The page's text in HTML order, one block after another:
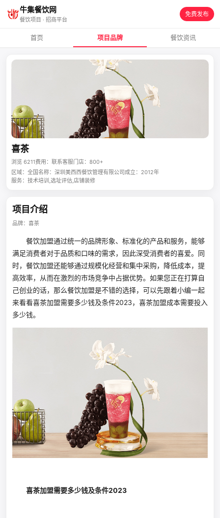
牛集餐饮网
餐饮项目 · 招商平台
免费发布
首页 项目品牌 餐饮资讯
喜茶
浏览 6211费用：联系客服门店：800+
区域：全国 名称：深圳美西西餐饮管理有限公司成立：2012年
服务：技术培训,选址评估,店铺装修
项目介绍
品牌：喜茶
餐饮加盟通过统一的品牌形象、标准化的产品和服务，能够
满足消费者对于品质和口味的需求，因此深受消费者的喜爱。同
时，餐饮加盟还能够通过规模化经营和集中采购，降低成本，提
高效率，从而在激烈的市场竞争中占据优势。如果您正在打算自
己创业的话，那么餐饮加盟是不错的选择，可以先跟着小编一起
来看看喜茶加盟需要多少钱及条件2023，喜茶加盟成本需要投入
多少钱。
喜茶加盟需要多少钱及条件2023